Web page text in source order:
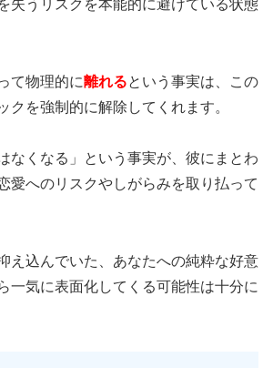
失うリスクを本能的に避けている状態
て物理的に離れるという事実は、この
クを強制的に解除してくれます。
なくなる」という事実が、彼にまとわ
愛へのリスクやしがらみを取り払って
え込んでいた、あなたへの純粋な好意
一気に表面化してくる可能性は十分に